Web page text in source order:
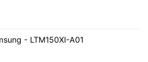
- LTM150XI-A01